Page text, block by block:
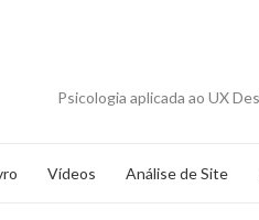
Psicologia aplicada ao UX
Vídeos Análise de Site